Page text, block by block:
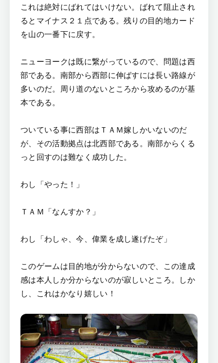
これは絶対にばれてはいけない。ばれて阻止され
るとマイナス２１点である。残りの目的地カード
を山の一番下に戻す。
ニューヨークは既に繋がっているので、問題は西
部である。南部から西部に伸ばすには長い路線が
多いのだ。周り道のないところから攻めるのが基
本である。
ついている事に西部はＴＡＭ嫁しかいないのだ
が、その活動拠点は北西部である。南部からくる
っと回すのは難なく成功した。
わし「やった！」
ＴＡＭ「なんすか？」
わし「わしゃ、今、偉業を成し遂げたぞ」
このゲームは目的地が分からないので、この達成
感は本人しか分からないのが寂しいところ。しか
し、これはかなり嬉しい！